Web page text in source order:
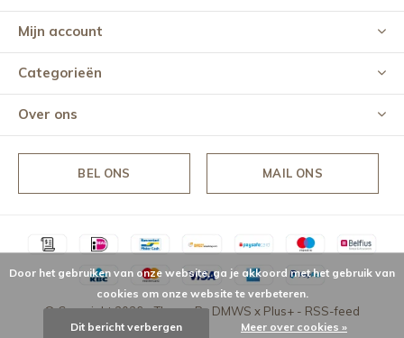
Mijn account
Categorieën
Over ons
BEL ONS MAIL ONS
© Copyright2026- Theme By DMWS x Plus+ - RSS-feed
Door het gebruiken van onze website, ga je akkoord met het gebruik van
cookies om onze website te verbeteren.
Dit bericht verbergen Meer over cookies »